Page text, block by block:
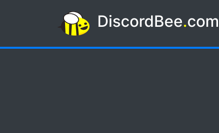
DiscordBee.com